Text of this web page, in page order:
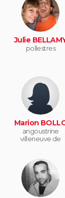
Julie
pollestres
Marion
angoustrine
villeneuve de